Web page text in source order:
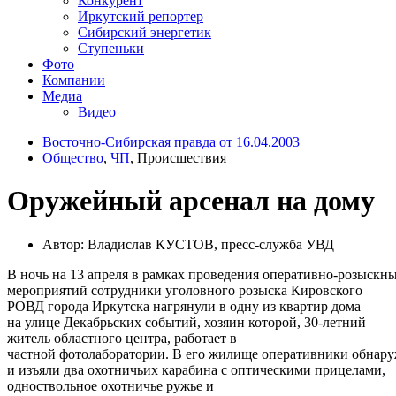
Иркутский репортер
Сибирский энергетик
Ступеньки
Фото
Компании
Медиа
Видео
Восточно-Сибирская правда от 16.04.2003
Общество, ЧП, Происшествия
Оружейный арсенал на дому
Автор: Владислав КУСТОВ, пресс-служба УВД
В ночь на 13 апреля в рамках проведения оперативно-
мероприятий сотрудники уголовного розыска Кировского
РОВД города Иркутска нагрянули в одну из квартир дома
на улице Декабрьских событий, хозяин которой, 30-летний
житель областного центра, работает в
частной фотолаборатории. В его жилище оперативники
и изъяли два охотничьих карабина с оптическими прицелами,
одноствольное охотничье ружье и